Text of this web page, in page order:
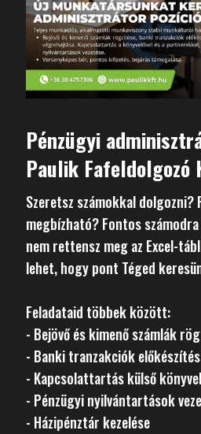
Pénzügyi adminisztr
Paulik Fafeldolgozó
Szeretsz számokkal dolgozni?
megbízható? Fontos
nem rettensz meg az Excel-
lehet, hogy pont Téged
Feladataid többek között:
- Bejövő és kimenő számlák
- Banki tranzakciók
- Kapcsolattartás külső
- Pénzügyi nyilvántartások
- Házipénztár kezelése